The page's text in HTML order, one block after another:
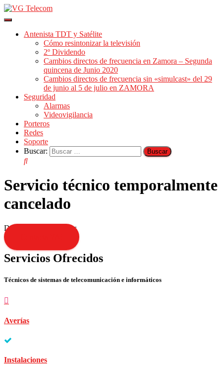
Cambiar
navegación
Antenista TDT y Satélite
Cómo resintonizar la televisión
2º Dividendo
Cambios directos de frecuencia en Zamora – Segunda
quincena de Junio 2020
Cambios directos de frecuencia sin «simulcast» del 29
de junio al 5 de julio en ZAMORA
Seguridad
Alarmas
Videovigilancia
Porteros
Redes
Soporte
Buscar:
Servicio técnico temporalmente
cancelado
Disculpen las molestias
Servicios Ofrecidos
Técnicos de sistemas de telecomunicación e informáticos
Averías
Instalaciones